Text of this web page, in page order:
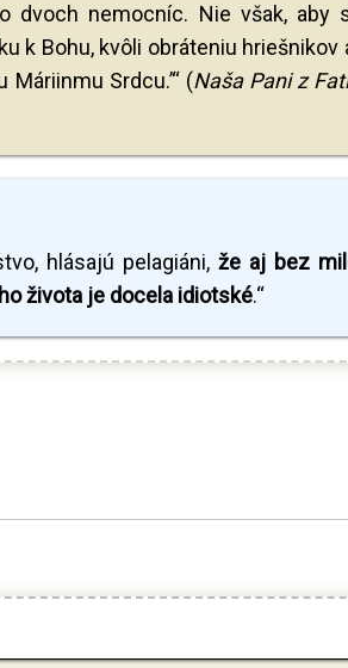
dvoch nemocníc. Nie však, aby
k Bohu, kvôli obráteniu hriešnikov
Srdcu.’“ (Naša Pani z
hlásajú pelagiáni,že aj bez
života je docela idiotské.“